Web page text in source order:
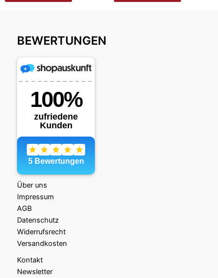
BEWERTUNGEN
Über uns
Impressum
AGB
Datenschutz
Widerrufsrecht
Versandkosten
Kontakt
Newsletter